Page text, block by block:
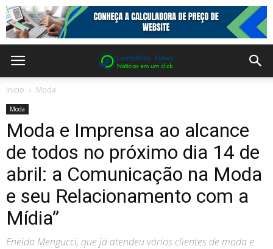
Inicio Moda
Moda
Moda e Imprensa ao alcance
de todos no próximo dia 14 de
abril: a Comunicação na Moda
e seu Relacionamento com a
Mídia”
Eneida Mengucci, que já atendeu vários clientes de moda e